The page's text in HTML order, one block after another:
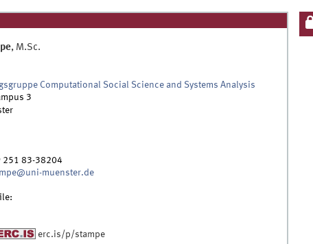
, M.Sc.
Computational Social Science and Systems Analysis
3
251 83-38204
muenster.de
erc.is/p/stampe